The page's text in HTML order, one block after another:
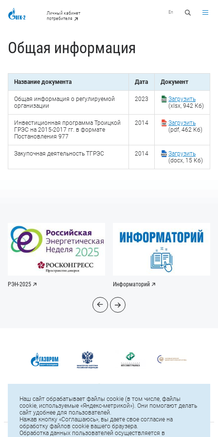
Личный кабинет
потребителя
En
Общая информация
Название документа Дата Документ
Общая информация о регулируемой
организации
2023
Загрузить
(xlsx, 942 Кб)
Инвестиционная программа Троицкой
ГРЭС на 2015-2017 гг. в формате
Постановления 977
2014
Загрузить
(pdf, 462 Кб)
Закупочная деятельность ТГРЭС 2014
Загрузить
(docx, 15 Кб)
РЭН-2025 Информаторий
Наш сайт обрабатывает файлы cookie (в том числе, файлы
cookie, используемые «Яндекс-метрикой»). Они помогают делать
сайт удобнее для пользователей.
Нажав кнопку «Соглашаюсь», вы даете свое согласие на
обработку файлов cookie вашего браузера.
Обработка данных пользователей осуществляется в